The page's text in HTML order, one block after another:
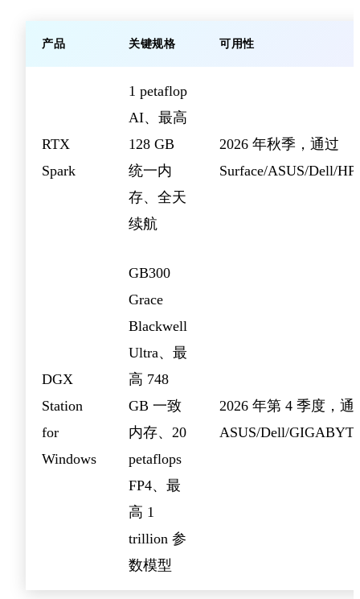
产品 关键规格 可用性
RTX
Spark
1 petaflop
AI、最高
128 GB
统一内
存、全天
续航
2026 年秋季，通过
Surface/ASUS/Dell/
DGX
Station
for
Windows
GB300
Grace
Blackwell
Ultra、最
高 748
GB 一致
内存、20
petaflops
FP4、最
高 1
trillion 参
数模型
2026 年第 4 季度，通
ASUS/Dell/